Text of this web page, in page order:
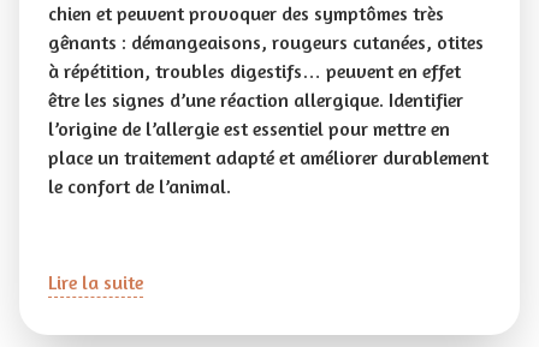
chien et peuvent provoquer des symptômes très
gênants : démangeaisons, rougeurs cutanées, otites
à répétition, troubles digestifs… peuvent en effet
être les signes d’une réaction allergique. Identifier
l’origine de l’allergie est essentiel pour mettre en
place un traitement adapté et améliorer durablement
le confort de l’animal.
Lire la suite